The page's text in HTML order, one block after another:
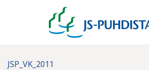
JSP_VK_2011